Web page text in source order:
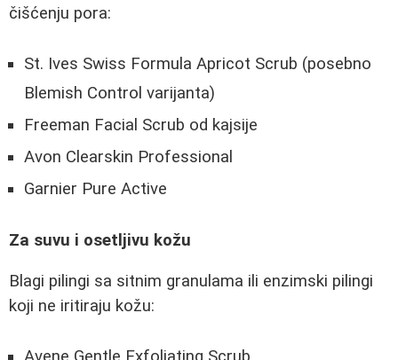
čišćenju pora:
St. Ives Swiss Formula Apricot Scrub (posebno
Blemish Control varijanta)
Freeman Facial Scrub od kajsije
Avon Clearskin Professional
Garnier Pure Active
Za suvu i osetljivu kožu
Blagi pilingi sa sitnim granulama ili enzimski pilingi
koji ne iritiraju kožu: